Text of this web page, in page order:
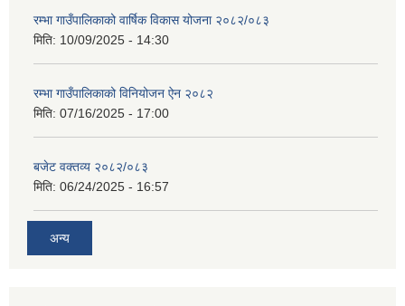
रम्भा गाउँपालिकाको वार्षिक विकास योजना २०८२/०८३
मिति: 10/09/2025 - 14:30
रम्भा गाउँपालिकाको विनियोजन ऐन २०८२
मिति: 07/16/2025 - 17:00
बजेट वक्तव्य २०८२/०८३
मिति: 06/24/2025 - 16:57
अन्य